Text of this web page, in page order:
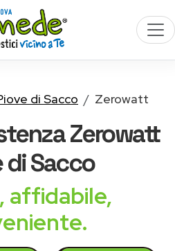
di Sacco Zerowatt
Zerowatt
di Sacco
affidabile,